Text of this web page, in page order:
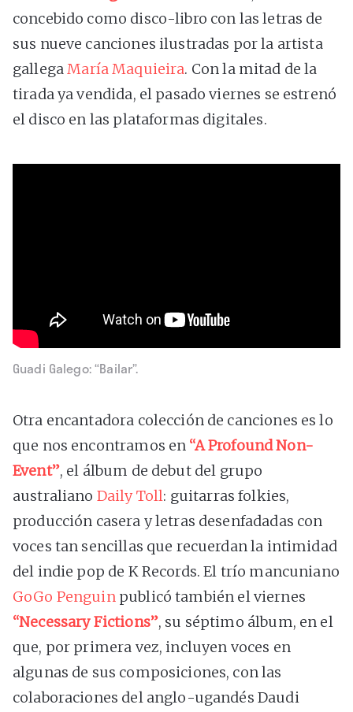
concebido como disco-libro con las letras de
sus nueve canciones ilustradas por la artista
gallegaMaría Maquieira. Con la mitad de la
tirada ya vendida, el pasado viernes se estrenó
el disco en las plataformas digitales.
Guadi Galego: “Bailar”.
Otra encantadora colección de canciones es lo
que nos encontramos en “A Profound Non-
Event”, el álbum de debut del grupo
australiano Daily Toll: guitarras folkies,
producción casera y letras desenfadadas con
voces tan sencillas que recuerdan la intimidad
del indie pop de K Records. El trío mancuniano
GoGo Penguinpublicó también el viernes
“Necessary Fictions”, su séptimo álbum, en el
que, por primera vez, incluyen voces en
algunas de sus composiciones, con las
colaboraciones del anglo-ugandés Daudi